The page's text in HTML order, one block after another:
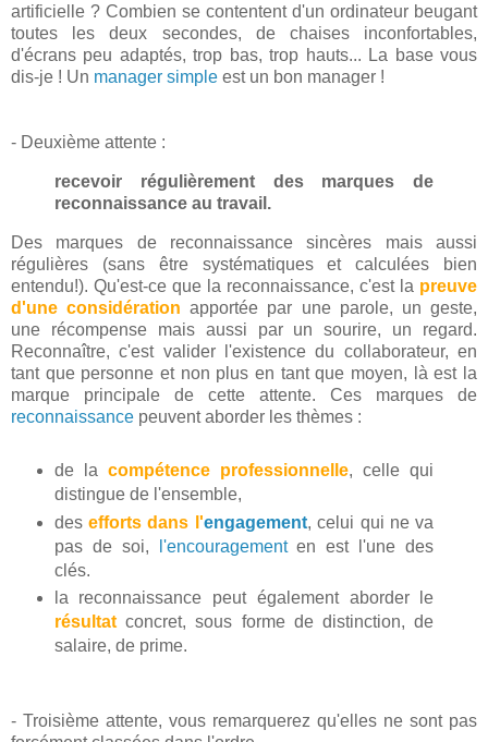
artificielle ? Combien se contentent d'un ordinateur beugant
toutes les deux secondes, de chaises inconfortables,
d'écrans peu adaptés, trop bas, trop hauts... La base vous
dis-je ! Un manager simple est un bon manager !
- Deuxième attente :
recevoir régulièrement des marques de
reconnaissance au travail.
Des marques de reconnaissance sincères mais aussi
régulières (sans être systématiques et calculées bien
entendu!). Qu'est-ce que la reconnaissance, c'est la preuve
d'une considération apportée par une parole, un geste,
une récompense mais aussi par un sourire, un regard.
Reconnaître, c'est valider l'existence du collaborateur, en
tant que personne et non plus en tant que moyen, là est la
marque principale de cette attente. Ces marques de
reconnaissance peuvent aborder les thèmes :
de la compétence professionnelle, celle qui
distingue de l'ensemble,
des efforts dans l'engagement, celui qui ne va
pas de soi,
l'encouragementen est l'une des
clés.
la reconnaissance peut également aborder le
résultatconcret, sous forme de distinction, de
salaire, de prime.
- Troisième attente, vous remarquerez qu'elles ne sont pas